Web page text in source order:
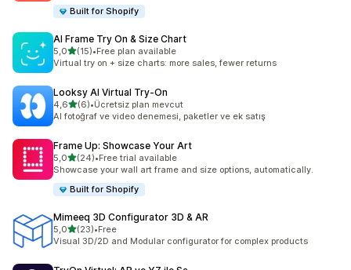
Built for Shopify
AI Frame Try On & Size Chart
5,05 yıldız üzerinden
(15)
toplam 15 değerlendirme
•Free plan available
Virtual try on + size charts: more sales, fewer returns
Looksy AI Virtual Try‑On
4,65 yıldız üzerinden
(6)
toplam 6 değerlendirme
•Ücretsiz plan mevcut
AI fotoğraf ve video denemesi, paketler ve ek satış
Frame Up: Showcase Your Art
5,05 yıldız üzerinden
(24)
toplam 24 değerlendirme
•Free trial available
Showcase your wall art frame and size options, automatically.
Built for Shopify
Mimeeq 3D Configurator 3D & AR
5,05 yıldız üzerinden
(23)
toplam 23 değerlendirme
•Free
Visual 3D/2D and Modular configurator for complex products